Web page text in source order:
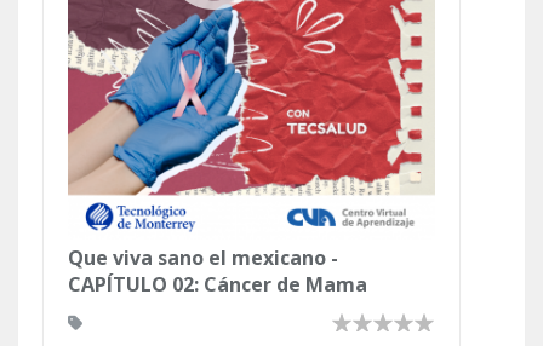
Que viva sano el mexicano -
CAPÍTULO 02: Cáncer de Mama